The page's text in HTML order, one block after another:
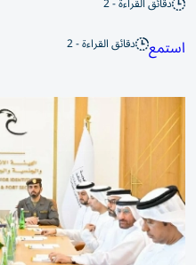
استمع دقائق القراءة - 2